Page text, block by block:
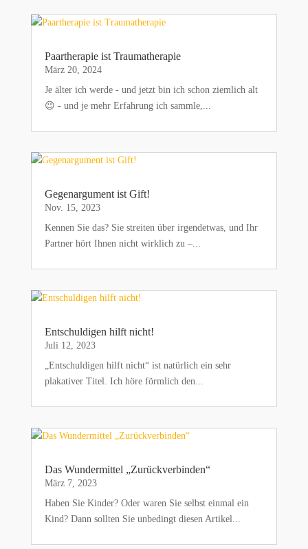
Paartherapie ist Traumatherapie
März 20, 2024
Je älter ich werde - und jetzt bin ich schon ziemlich alt
😉 - und je mehr Erfahrung ich sammle,...
Gegenargument ist Gift!
Nov. 15, 2023
Kennen Sie das? Sie streiten über irgendetwas, und Ihr
Partner hört Ihnen nicht wirklich zu –...
Entschuldigen hilft nicht!
Juli 12, 2023
„Entschuldigen hilft nicht“ ist natürlich ein sehr
plakativer Titel. Ich höre förmlich den...
Das Wundermittel „Zurückverbinden“
März 7, 2023
Haben Sie Kinder? Oder waren Sie selbst einmal ein
Kind? Dann sollten Sie unbedingt diesen Artikel...